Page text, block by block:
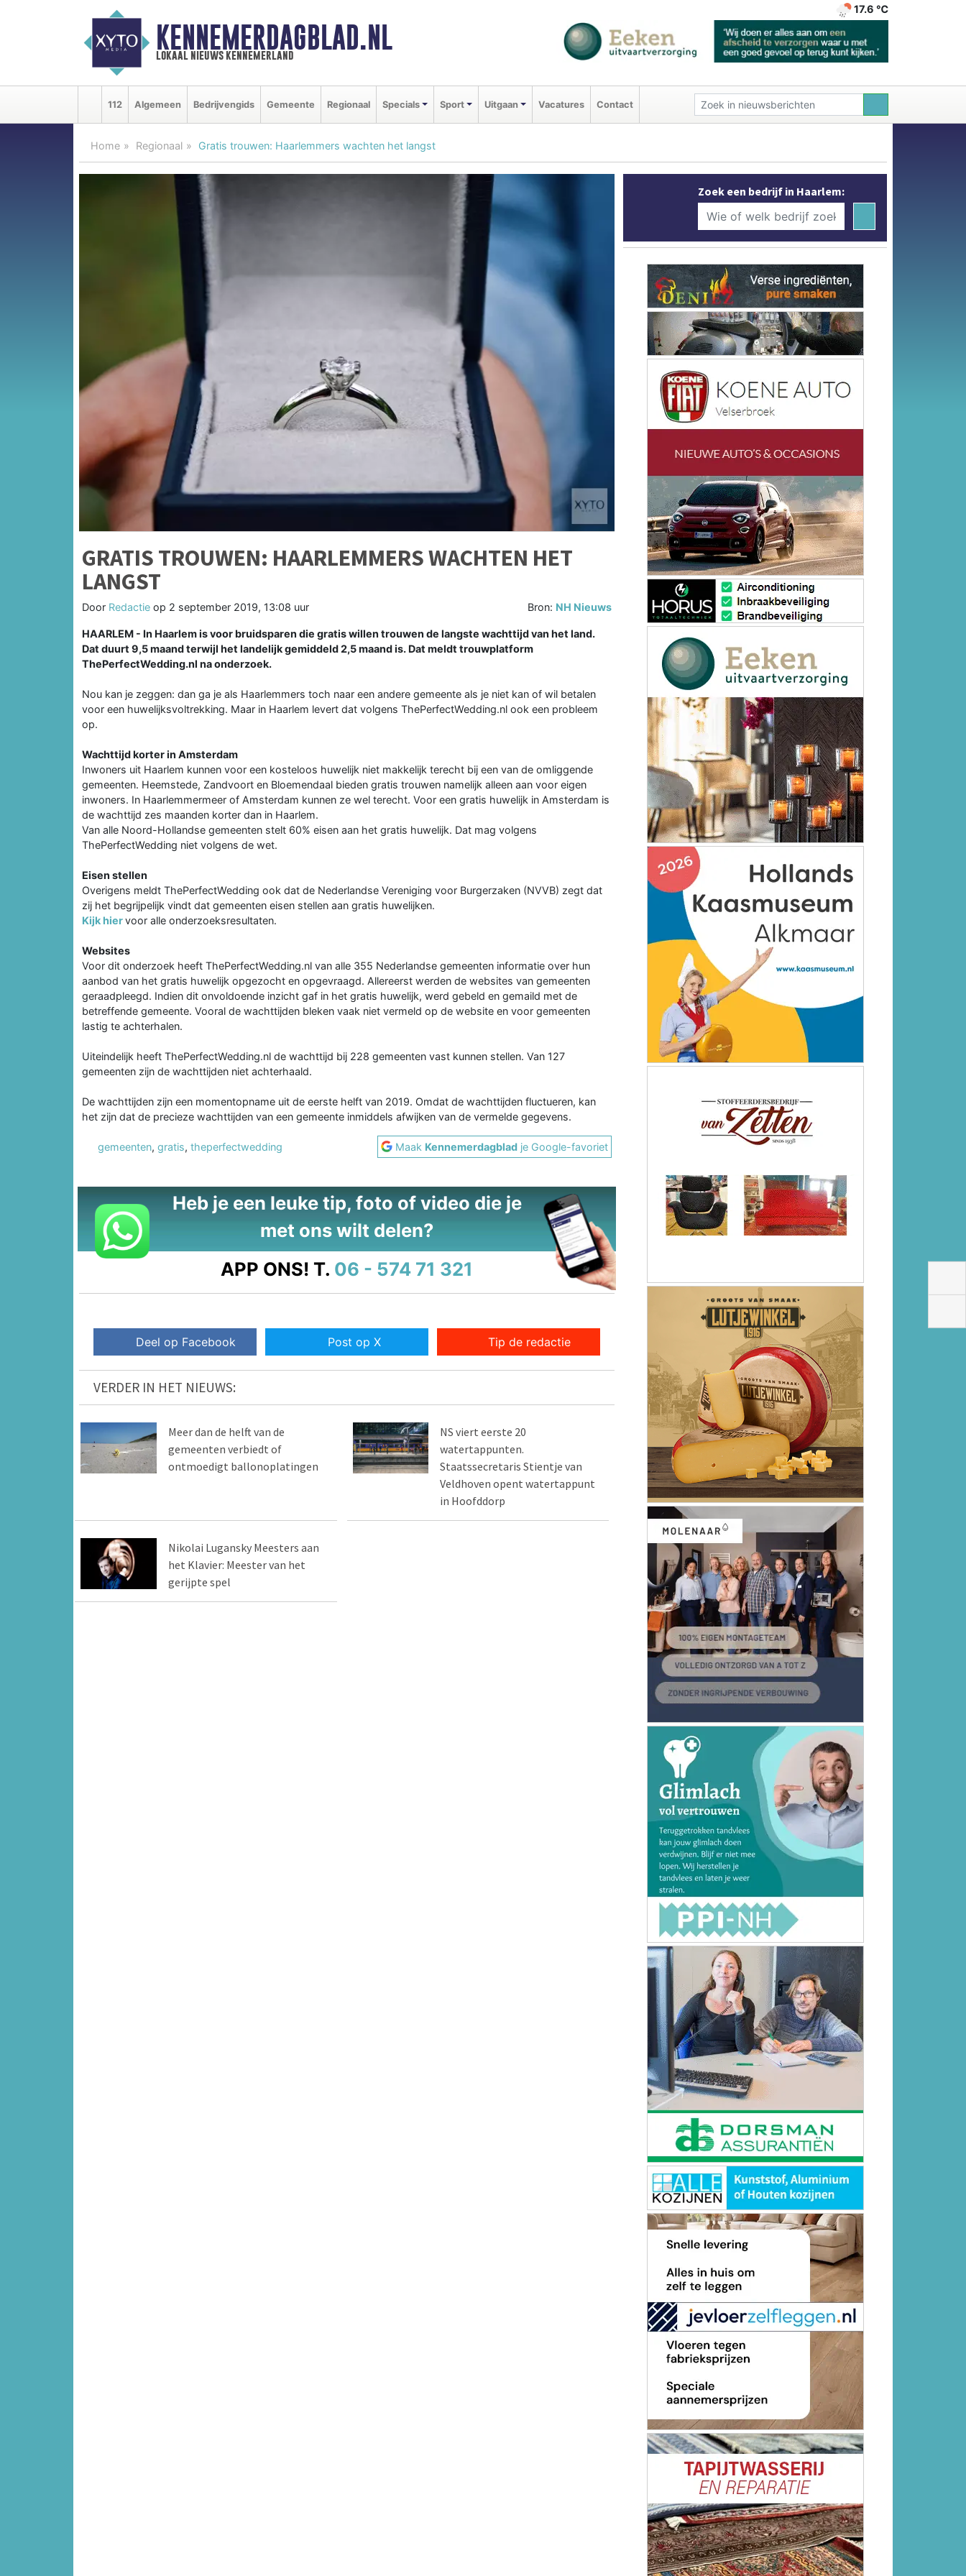
KENNEMERDAGBLAD.NL
lokaal nieuws kennemerland
17.6 ℃
112 Algemeen Bedrijvengids Gemeente Regionaal Specials Sport Uitgaan Vacatures Contact
Home Regionaal Gratis trouwen: Haarlemmers wachten het langst
GRATIS TROUWEN: HAARLEMMERS WACHTEN HET
LANGST
Door Redactie op 2 september 2019, 13:08 uur Bron: NH Nieuws
HAARLEM - In Haarlem is voor bruidsparen die gratis willen trouwen de langste wachttijd van het land.
Dat duurt 9,5 maand terwijl het landelijk gemiddeld 2,5 maand is. Dat meldt trouwplatform
ThePerfectWedding.nl na onderzoek.
Nou kan je zeggen: dan ga je als Haarlemmers toch naar een andere gemeente als je niet kan of wil betalen
voor een huwelijksvoltrekking. Maar in Haarlem levert dat volgens ThePerfectWedding.nl ook een probleem
op.
Wachttijd korter in Amsterdam
Inwoners uit Haarlem kunnen voor een kosteloos huwelijk niet makkelijk terecht bij een van de omliggende
gemeenten. Heemstede, Zandvoort en Bloemendaal bieden gratis trouwen namelijk alleen aan voor eigen
inwoners. In Haarlemmermeer of Amsterdam kunnen ze wel terecht. Voor een gratis huwelijk in Amsterdam is
de wachttijd zes maanden korter dan in Haarlem.
Van alle Noord-Hollandse gemeenten stelt 60% eisen aan het gratis huwelijk. Dat mag volgens
ThePerfectWedding niet volgens de wet.
Eisen stellen
Overigens meldt ThePerfectWedding ook dat de Nederlandse Vereniging voor Burgerzaken (NVVB) zegt dat
zij het begrijpelijk vindt dat gemeenten eisen stellen aan gratis huwelijken.
Kijk hiervoor alle onderzoeksresultaten.
Websites
Voor dit onderzoek heeft ThePerfectWedding.nl van alle 355 Nederlandse gemeenten informatie over hun
aanbod van het gratis huwelijk opgezocht en opgevraagd. Allereerst werden de websites van gemeenten
geraadpleegd. Indien dit onvoldoende inzicht gaf in het gratis huwelijk, werd gebeld en gemaild met de
betreffende gemeente. Vooral de wachttijden bleken vaak niet vermeld op de website en voor gemeenten
lastig te achterhalen.
Uiteindelijk heeft ThePerfectWedding.nl de wachttijd bij 228 gemeenten vast kunnen stellen. Van 127
gemeenten zijn de wachttijden niet achterhaald.
De wachttijden zijn een momentopname uit de eerste helft van 2019. Omdat de wachttijden fluctueren, kan
het zijn dat de precieze wachttijden van een gemeente inmiddels afwijken van de vermelde gegevens.
gemeenten, gratis, theperfectwedding Maak Kennemerdagblad je Google-favoriet
Heb je een leuke tip, foto of video die je
met ons wilt delen?
APP ONS! T. 06 - 574 71 321
Deel op Facebook Post op X Tip de redactie
VERDER IN HET NIEUWS:
Meer dan de helft van de
gemeenten verbiedt of
ontmoedigt ballonoplatingen
NS viert eerste 20
watertappunten.
Staatssecretaris Stientje van
Veldhoven opent watertappunt
in Hoofddorp
Nikolai Lugansky Meesters aan
het Klavier: Meester van het
gerijpte spel
Zoek een bedrijf in Haarlem: